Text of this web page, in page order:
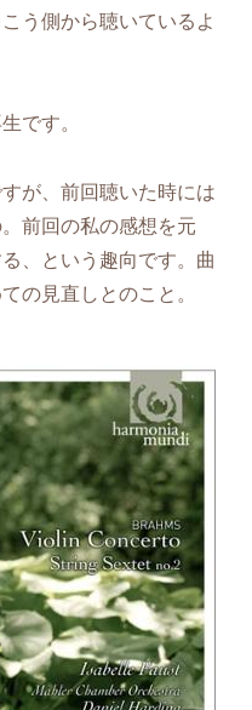
う側から聴いているよ
です。
が、前回聴いた時には
前回の私の感想を元
、という趣向です。曲
の見直しとのこと。